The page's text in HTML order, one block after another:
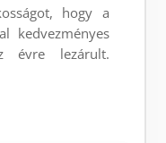
hogy a
kedvezményes
évre lezárult.